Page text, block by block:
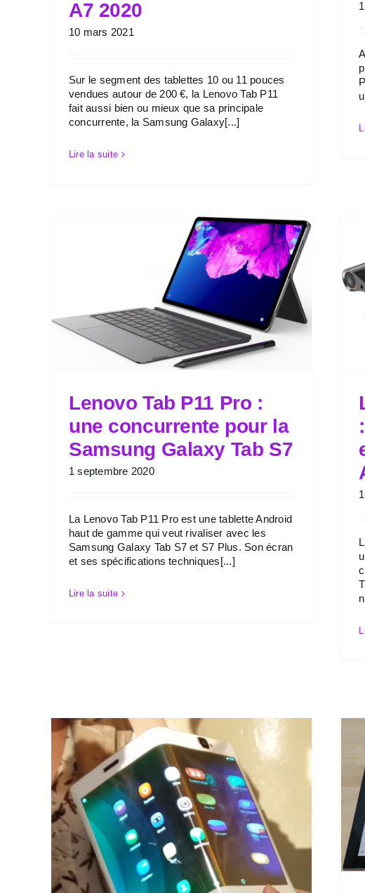
A7 2020
10 mars 2021
Sur le segment des tablettes 10 ou 11 pouces
vendues autour de 200 €, la Lenovo Tab P11
fait aussi bien ou mieux que sa principale
concurrente, la Samsung Galaxy[...]
Lire la suite
Lenovo Tab P11 Pro :
une concurrente pour la
Samsung Galaxy Tab S7
1 septembre 2020
La Lenovo Tab P11 Pro est une tablette Android
haut de gamme qui veut rivaliser avec les
Samsung Galaxy Tab S7 et S7 Plus. Son écran
et ses spécifications techniques[...]
Lire la suite